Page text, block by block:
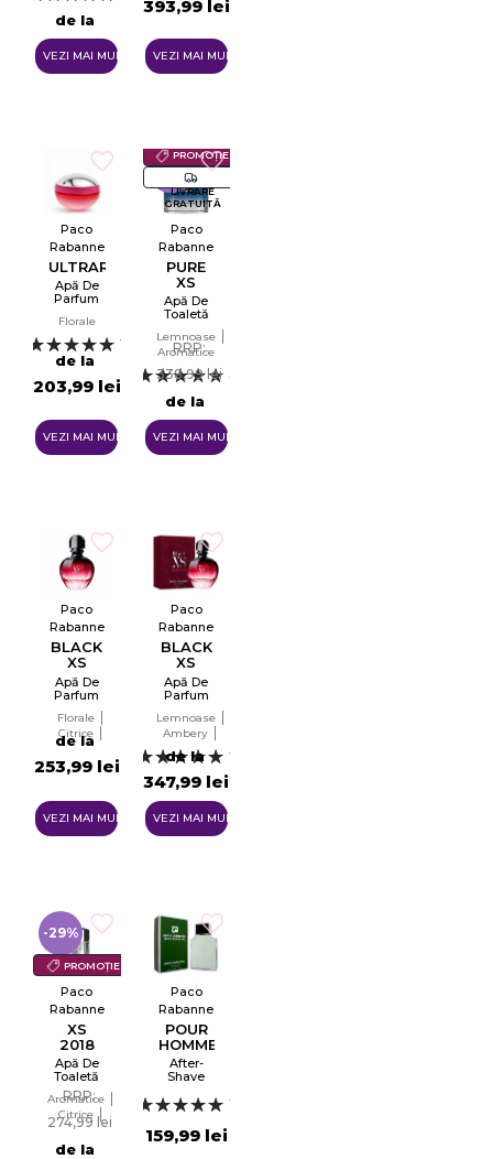
de la
248,99 lei
VEZI MAI MULTE
393,99 lei
VEZI MAI MULTE
Paco
Rabanne
ULTRARED
Apă De
Parfum
Florale
1
de la
203,99 lei
VEZI MAI MULTE
PROMOȚIE
LIVRARE
GRATUITĂ
-15%
Paco
Rabanne
PURE
XS
Apă De
Toaletă
Lemnoase
Aromatice
4
de la
RRP:
338,99 lei
288,00 lei
VEZI MAI MULTE
Paco
Rabanne
BLACK
XS
2018
Apă De
Parfum
EDP
Florale
Citrice
Lemnoase
Ambery
de la
253,99 lei
VEZI MAI MULTE
Paco
Rabanne
BLACK
XS
2018
Apă De
Parfum
Lemnoase
Ambery
Florale
1
de la
347,99 lei
VEZI MAI MULTE
PROMOȚIE
-29%
Paco
Rabanne
XS
2018
Apă De
Toaletă
Tester
EDT
Aromatice
Citrice
Lemnoase
de la
RRP:
274,99 lei
Paco
Rabanne
POUR
HOMME
After-
Shave
1
159,99 lei